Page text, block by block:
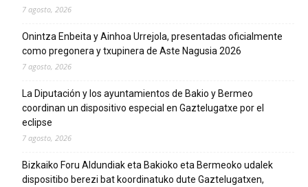
7 agosto, 2026
Onintza Enbeita y Ainhoa Urrejola, presentadas oficialmente
como pregonera y txupinera de Aste Nagusia 2026
7 agosto, 2026
La Diputación y los ayuntamientos de Bakio y Bermeo
coordinan un dispositivo especial en Gaztelugatxe por el
eclipse
7 agosto, 2026
Bizkaiko Foru Aldundiak eta Bakioko eta Bermeoko udalek
dispositibo berezi bat koordinatuko dute Gaztelugatxen,